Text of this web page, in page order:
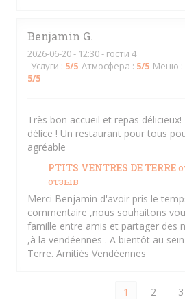
Benjamin G
2026-06-20- 12:30 - гости 4
Услуги : 5/5 Атмосфера : 5/5 Меню :
5/5
Très bon accueil et repas
délice ! Un restaurant pour tous
agréable
PTITS VENTRES DE TERRE
отзыв
Merci Benjamin d'avoir pris le
commentaire ,nous souhaitons
famille entre amis et partager des
,à la vendéennes . A bientôt au
Terre. Amitiés Vendéennes
1 2 3